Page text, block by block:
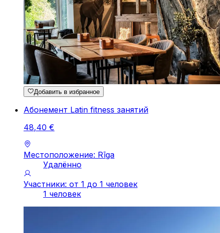
Добавить в избранное
Абонемент Latin fitness занятий
48,40 €
Местоположение: Rīga
Удалённо
Участники: от 1 до 1 человек
1 человек